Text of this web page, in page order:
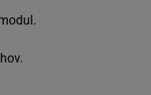
odul.
hov.